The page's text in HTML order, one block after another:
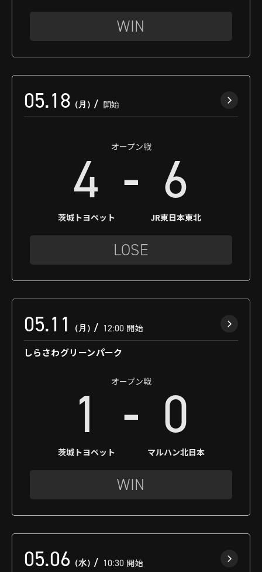
WIN
05.18 （月） 開始
オープン戦
4
茨城トヨペット
- 6
JR東日本東北
LOSE
05.11 （月） 12:00 開始
しらさわグリーンパーク
オープン戦
1
茨城トヨペット
- 0
マルハン北日本
WIN
05.06 （水） 10:30 開始